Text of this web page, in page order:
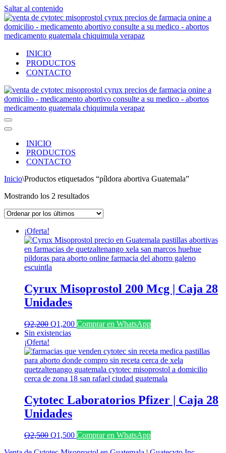
Saltar al contenido
INICIO
PRODUCTOS
CONTACTO
Menú
de
Menú
navegación
INICIO
PRODUCTOS
CONTACTO
Inicio\Productos etiquetados “píldora abortiva Guatemala”
Mostrando los 2 resultadosOrdenado
los
¡Oferta!
Cyrux Misoprostol 200 Mcg | Caja 28
Unidades
Q2,200 El
precio
era:
Q2,200.
Q1,200El
es:
Q1,200.
Comprar en WhatsApp
Sin existencias
¡Oferta!
Cytotec Laboratorios Pfizer | Caja 28
Unidades
Q2,500 El
Q1,500ElComprar en WhatsApp